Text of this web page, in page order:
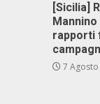
[Sicilia]
rapporti
7